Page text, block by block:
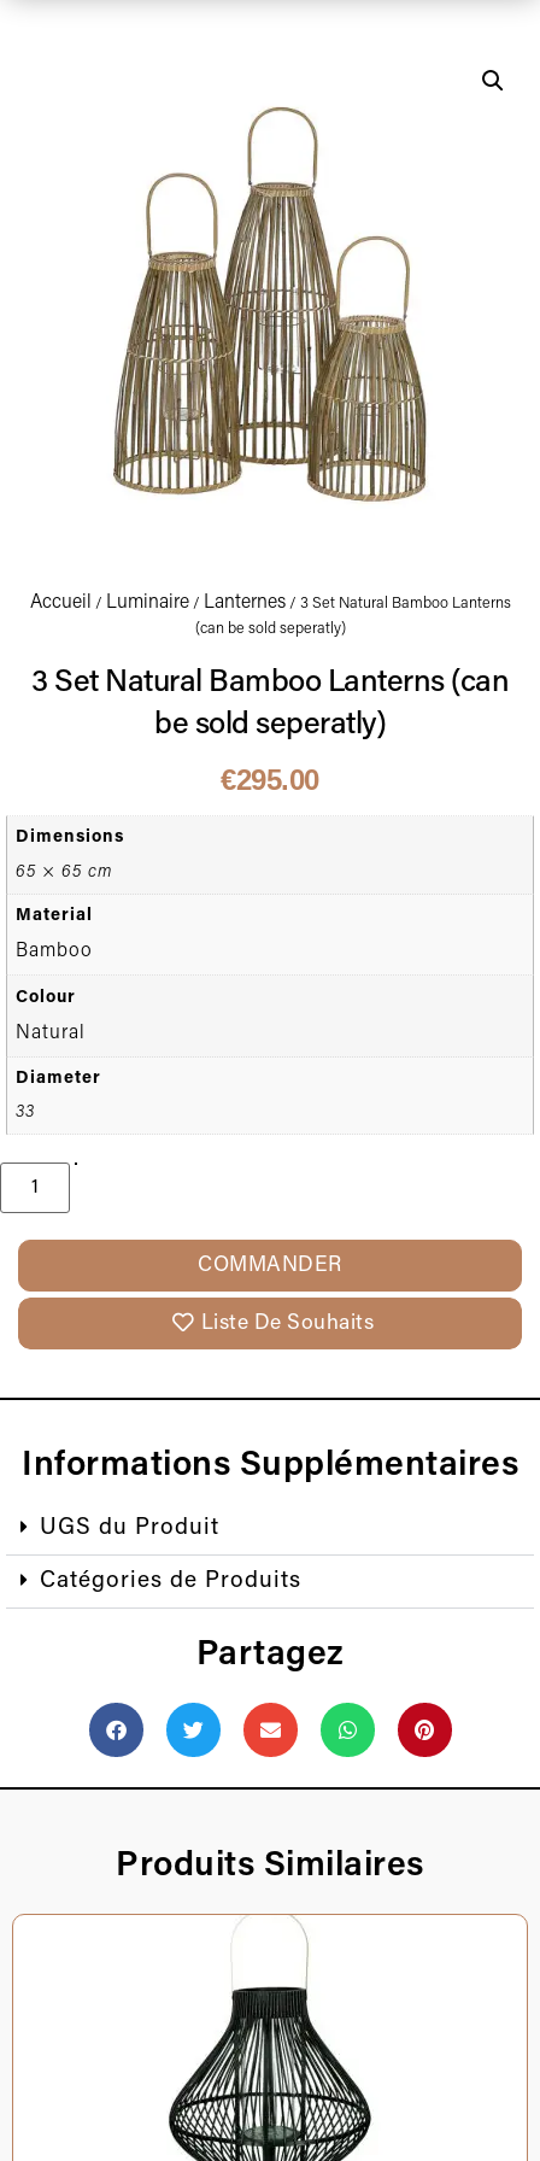
Accueil / Luminaire/ Lanternes/ 3 Set Natural Bamboo Lanterns
(can be sold seperatly)
3 Set Natural Bamboo Lanterns (can
be sold seperatly)
€295.00
Dimensions
65 × 65 cm
Material
Bamboo
Colour
Natural
Diameter
33
COMMANDER
Liste De Souhaits
Informations Supplémentaires
UGS du Produit
Catégories de Produits
Partagez
Produits Similaires